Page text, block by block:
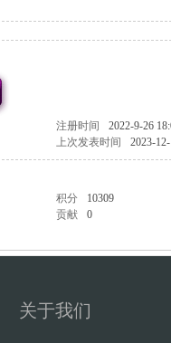
注册时间
2022-9-26
上次发表时间 2023-
积分
10309
贡献 0
关于我们